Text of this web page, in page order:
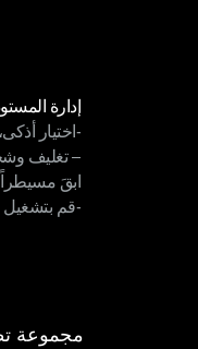
إدارة
إدارة
-اختيار
-اختيار
– تغليف
– تغليف
ابقَ
ابقَ
-قم
مجموعة